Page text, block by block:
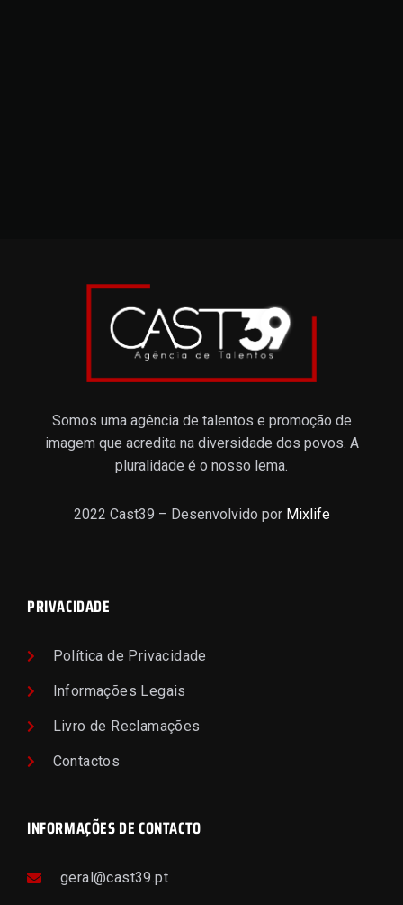
Somos uma agência de talentos e promoção de
imagem que acredita na diversidade dos povos. A
pluralidade é o nosso lema.
2022 Cast39 – Desenvolvido por Mixlife
PRIVACIDADE
Política de Privacidade
Informações Legais
Livro de Reclamações
Contactos
INFORMAÇÕES DE CONTACTO
geral@cast39.pt